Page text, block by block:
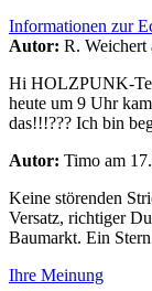
Informationen zur
Autor: R. Weichert
Hi HOLZPUNK-
heute um 9 Uhr
das!!!??? Ich bin
Autor: Timo am
Keine störenden
Versatz, richtiger
Baumarkt. Ein
Ihre Meinung